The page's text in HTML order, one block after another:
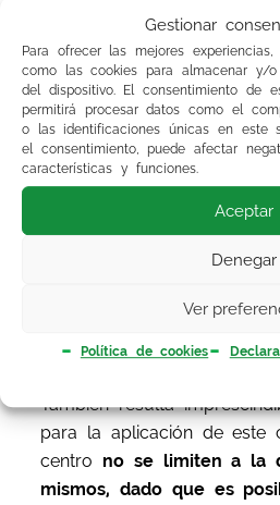
Gestionar
Para ofrecer las mejores
como las cookies para almacenar y/
del dispositivo. El consentimiento de
permitirá procesar datos como el
o las identificaciones únicas en este
el consentimiento, puede afectar
características y funciones.
Aceptar
Denegar
Ver
Política de cookies
autonomía para programar
necesarias y estas sean
complementaria. En la
Servicios Centrales del
la realización y el abono
un obstáculo que
Asimismo, es necesario
los colectivos que, de
la continuidad asistencial
pediatras, odontólogos o
También resulta
para la aplicación de este
centro no se limiten a la
mismos, dado que es